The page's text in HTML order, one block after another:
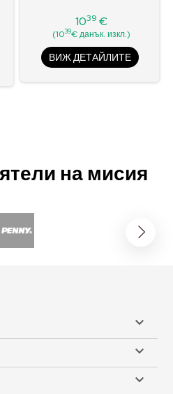
Цена
1039 €
(1039€ данък. изкл.)
ВИЖ ДЕТАЙЛИТЕ
на мисия


